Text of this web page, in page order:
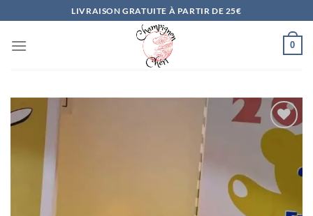
au
contenu
LIVRAISON GRATUITE À PARTIR DE 25€
0
Ajouter
à la
liste